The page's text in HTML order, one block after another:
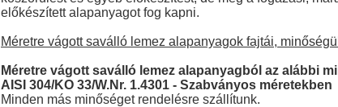
előkészített alapanyagot fog kapni.
Méretre vágott saválló lemez alapanyagok fajtái,
Méretre vágott saválló lemez alapanyagból az alábbi
AISI 304/KO 33/W.Nr. 1.4301 - Szabványos méretekben
Minden más minőséget rendelésre szállítunk.